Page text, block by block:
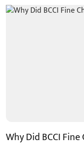
Why Did BCCI